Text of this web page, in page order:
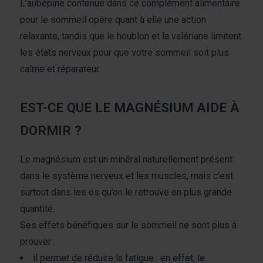
autres que vous leur avez fournies par ailleurs ou
collectées lors de votre utilisation de leurs services.
L’aubépine contenue dans ce complément alimentaire
pour le sommeil opère quant à elle une action
relaxante, tandis que le houblon et la valériane limitent
les états nerveux pour que votre sommeil soit plus
calme et réparateur.
EST-CE QUE LE MAGNÉSIUM AIDE À
DORMIR ?
Le magnésium est un minéral naturellement présent
dans le système nerveux et les muscles, mais c’est
surtout dans les os qu’on le retrouve en plus grande
quantité.
Ses effets bénéfiques sur le sommeil ne sont plus à
prouver :
il permet de réduire la fatigue : en effet, le